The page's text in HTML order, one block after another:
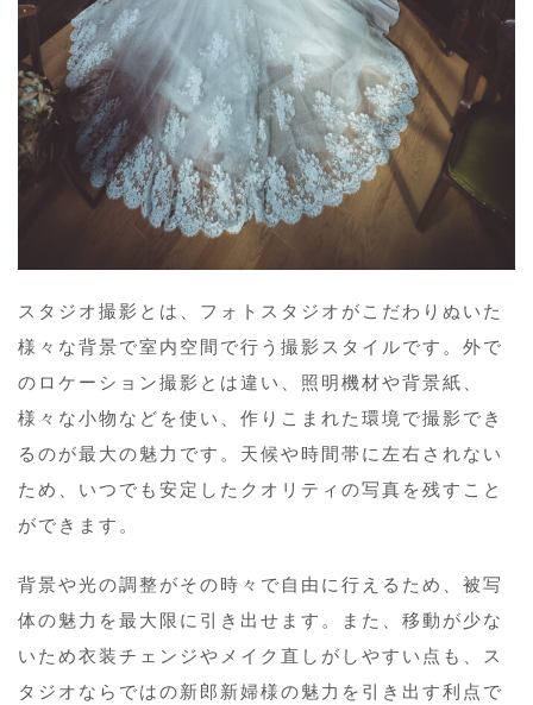
スタジオ撮影とは、フォトスタジオがこだわりぬいた
様々な背景で室内空間で行う撮影スタイルです。外で
のロケーション撮影とは違い、照明機材や背景紙、
様々な小物などを使い、作りこまれた環境で撮影でき
るのが最大の魅力です。天候や時間帯に左右されない
ため、いつでも安定したクオリティの写真を残すこと
ができます。
背景や光の調整がその時々で自由に行えるため、被写
体の魅力を最大限に引き出せます。また、移動が少な
いため衣装チェンジやメイク直しがしやすい点も、ス
タジオならではの新郎新婦様の魅力を引き出す利点で